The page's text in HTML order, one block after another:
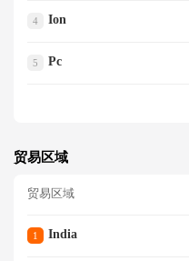
4 Ion
5 Pc
贸易区域
贸易区域
1 India